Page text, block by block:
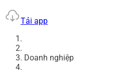
Tải app
Doanh nghiệp